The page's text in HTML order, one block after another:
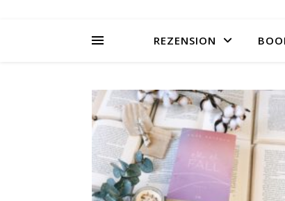
REZENSION